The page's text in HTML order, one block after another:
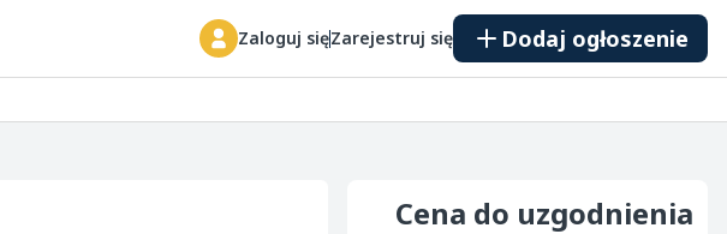
Zaloguj sięZarejestruj się Dodaj ogłoszenie
Cena do uzgodnienia